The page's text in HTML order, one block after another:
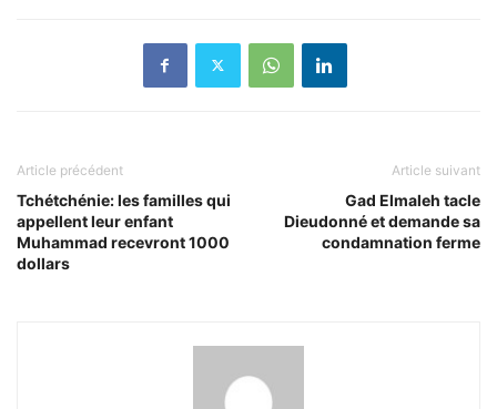
Article précédent
Tchétchénie: les familles qui
appellent leur enfant
Muhammad recevront 1000
dollars
Article suivant
Gad Elmaleh tacle
Dieudonné et demande sa
condamnation ferme